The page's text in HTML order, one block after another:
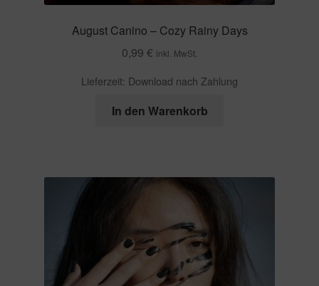
August Canino – Cozy Rainy Days
0,99 € inkl. MwSt.
Lieferzeit: Download nach Zahlung
In den Warenkorb